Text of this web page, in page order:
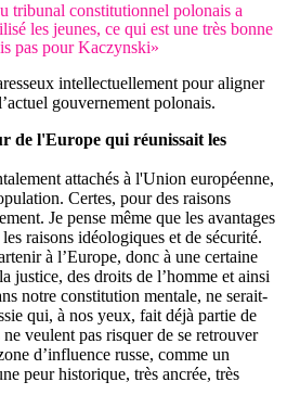
tribunal constitutionnel polonais a
les jeunes, ce qui est une très bonne
pas pour Kaczynski»
intellectuellement pour aligner
gouvernement polonais.
de l'Europe qui réunissait les
attachés à l'Union européenne,
Certes, pour des raisons
Je pense même que les avantages
raisons idéologiques et de sécurité.
à l’Europe, donc à une certaine
justice, des droits de l’homme et ainsi
notre constitution mentale, ne serait-
qui, à nos yeux, fait déjà partie de
veulent pas risquer de se retrouver
d’influence russe, comme un
peur historique, très ancrée, très